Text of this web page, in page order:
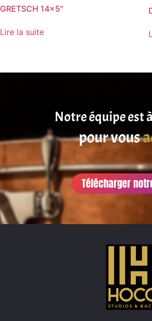
GRETSCH 14×5″
Lire la suite
Notre équipe est
pour vous
Télécharger